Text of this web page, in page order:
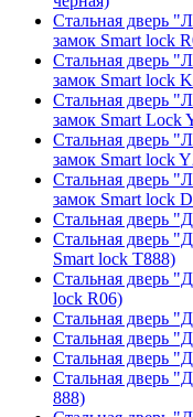
Стальная дверь
замок Smart lock
Стальная дверь
замок Smart lock
Стальная дверь
замок Smart Lock
Стальная дверь
замок Smart lock
Стальная дверь
замок Smart lock
Стальная дверь
Стальная дверь
Smart lock T888)
Стальная дверь
lock R06)
Стальная дверь
Стальная дверь
Стальная дверь
Стальная дверь
888)